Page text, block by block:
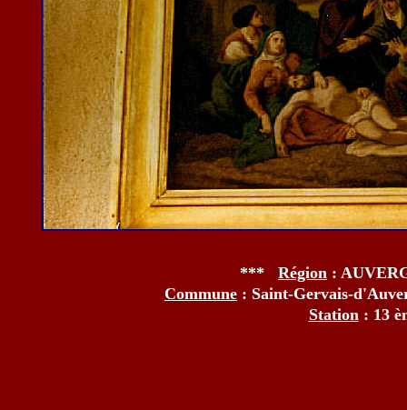
*** Région :
Commune : Saint-Gervais-
Station: 13